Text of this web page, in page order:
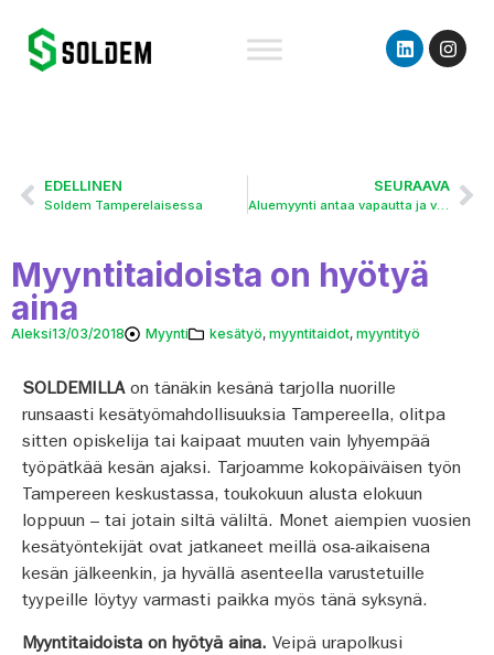
EDELLINEN
Soldem Tamperelaisessa
SEURAAVA
Aluemyynti antaa vapautta ja vastuuta
Myyntitaidoista on hyötyä
aina
Aleksi13/03/2018 Myynti kesätyö, myyntitaidot, myyntityö
SOLDEMILLA on tänäkin kesänä tarjolla nuorille
runsaasti kesätyömahdollisuuksia Tampereella, olitpa
sitten opiskelija tai kaipaat muuten vain lyhyempää
työpätkää kesän ajaksi. Tarjoamme kokopäiväisen työn
Tampereen keskustassa, toukokuun alusta elokuun
loppuun – tai jotain siltä väliltä. Monet aiempien vuosien
kesätyöntekijät ovat jatkaneet meillä osa-aikaisena
kesän jälkeenkin, ja hyvällä asenteella varustetuille
tyypeille löytyy varmasti paikka myös tänä syksynä.
Myyntitaidoista on hyötyä aina. Veipä urapolkusi